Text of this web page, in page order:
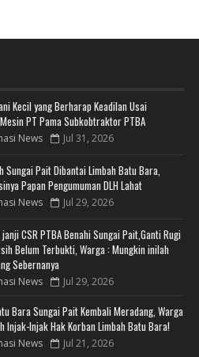
Kecil yang Berharap Keadilan Usai
PT Pama Subkobtraktor PTBA
News Jul 31, 2026
Sungai Pait Dibantai Limbah Batu Bara,
Papan Pengumuman DLH Lahat
News Jul 29, 2026
CSR PTBA Benahi Sungai Pait,Ganti Rugi
Belum Terbukti, Warga : Mungkin inilah
Sebernanya
News Jul 29, 2026
Bara Sungai Pait Kembali Meradang, Warga
Injak-Injak Hak Korban Limbah Batu Bara!
News Jul 21, 2026